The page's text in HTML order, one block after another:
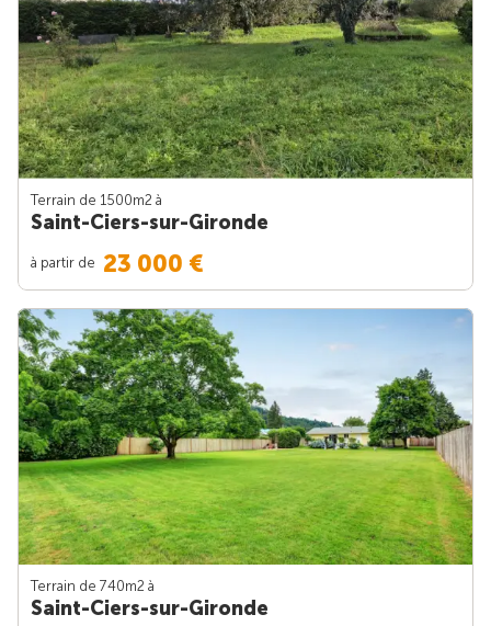
Terrain de 1500m2 à
Saint-Ciers-sur-Gironde
à partir de 23 000 €
Terrain de 740m2 à
Saint-Ciers-sur-Gironde